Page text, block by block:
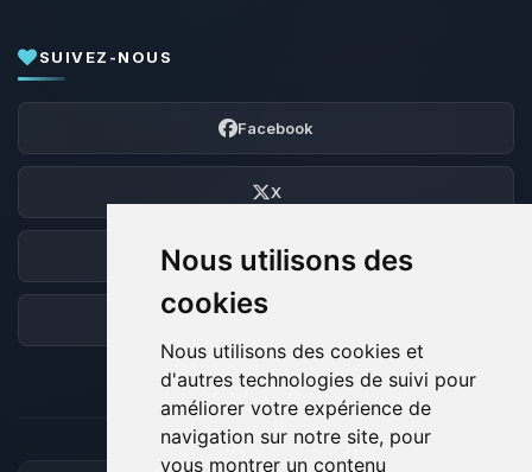
Nous utilisons des
cookies
Nous utilisons des cookies et
d'autres technologies de suivi pour
améliorer votre expérience de
navigation sur notre site, pour
vous montrer un contenu
SUIVEZ-NOUS
Facebook
X
Discord
Forum